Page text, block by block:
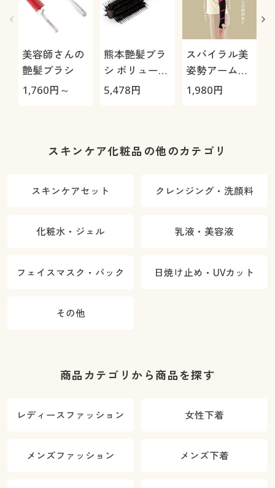
美容師さんの
艶髪ブラシ
1,760円～
熊本艶髪ブラ
シ ボリューム
アップ
5,478円
スパイラル美
姿勢アームサ
ポーター(左右
1,980円
スキンケア化粧品の他のカテゴリ
スキンケアセット クレンジング・洗顔料
化粧水・ジェル 乳液・美容液
フェイスマスク・パック 日焼け止め・UVカット
その他
商品カテゴリから商品を探す
レディースファッション 女性下着
メンズファッション メンズ下着